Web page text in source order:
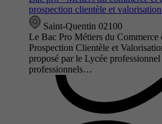
prospection clientèle et
Saint-Quentin 02100
Le Bac Pro Métiers du Commerce
Prospection Clientèle et
proposé par le Lycée
professionnels…